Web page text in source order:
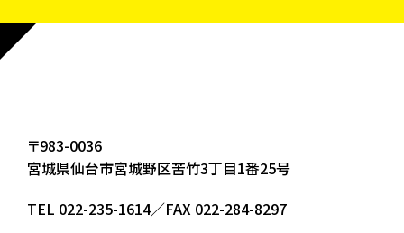
〒983-0036
宮城県仙台市宮城野区苦竹3丁目1番25号
TEL 022-235-1614／FAX 022-284-8297